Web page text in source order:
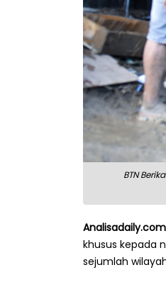
BTN
khusus kepada
sejumlah